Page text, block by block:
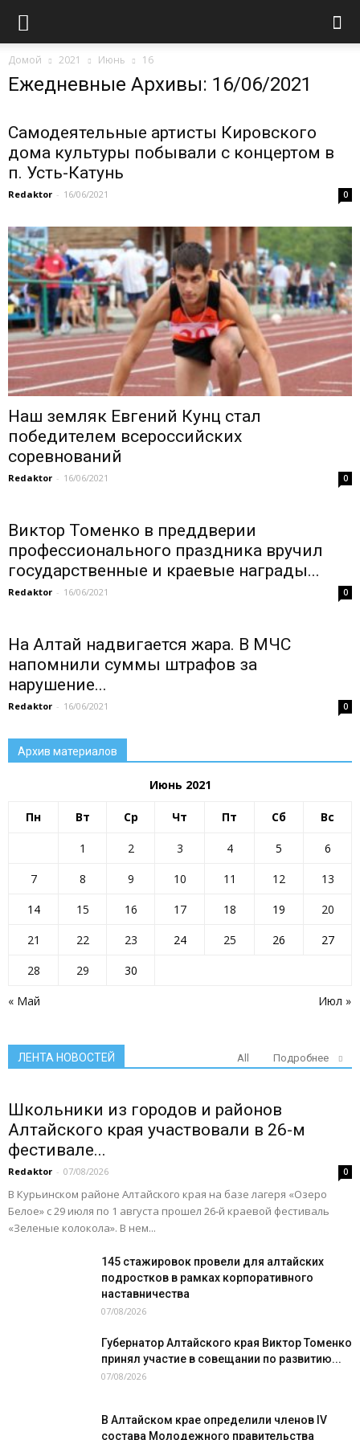
Домой 2021 Июнь 16
Ежедневные Архивы: 16/06/2021
Самодеятельные артисты Кировского
дома культуры побывали с концертом в
п. Усть-Катунь
Redaktor - 16/06/2021 0
Наш земляк Евгений Кунц стал
победителем всероссийских
соревнований
Redaktor - 16/06/2021 0
Виктор Томенко в преддверии
профессионального праздника вручил
государственные и краевые награды...
Redaktor - 16/06/2021 0
На Алтай надвигается жара. В МЧС
напомнили суммы штрафов за
нарушение...
Redaktor - 16/06/2021 0
Архив материалов
Июнь 2021
Пн Вт Ср Чт Пт Сб Вс
« Май Июл »
1 2 3 4 5
6
7
8 9 10 11 12
13
14
15 16 17 18 19
20
21
22 23 24 25 26
27
28
29 30
ЛЕНТА НОВОСТЕЙ All Подробнее
Школьники из городов и районов
Алтайского края участвовали в 26-м
фестивале...
Redaktor - 07/08/2026 0
В Курьинском районе Алтайского края на базе лагеря «Озеро
Белое» с 29 июля по 1 августа прошел 26‑й краевой фестиваль
«Зеленые колокола». В нем...
145 стажировок провели для алтайских
подростков в рамках корпоративного
наставничества
07/08/2026
Губернатор Алтайского края Виктор Томенко
принял участие в совещании по развитию...
07/08/2026
В Алтайском крае определили членов IV
состава Молодежного правительства